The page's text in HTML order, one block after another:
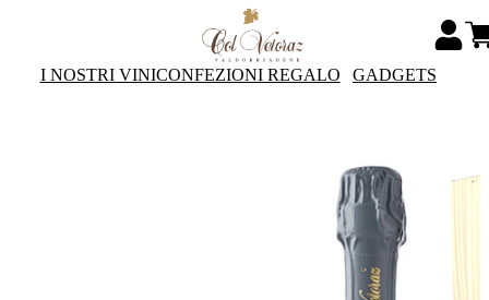
I NOSTRI VINICONFEZIONI REGALO GADGETS